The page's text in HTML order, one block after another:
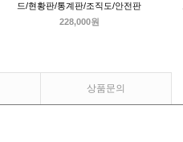
드/현황판/통계판/조직도/안전판
228,000원
상품문의